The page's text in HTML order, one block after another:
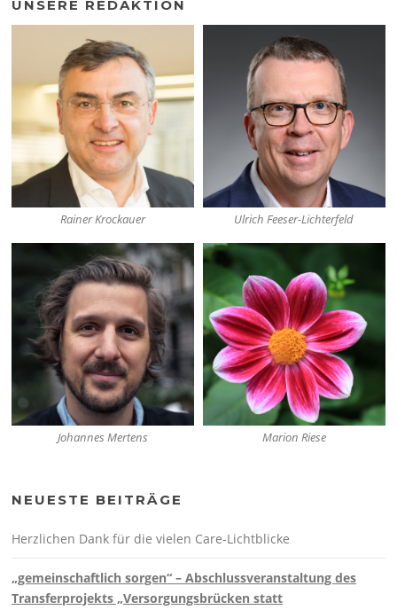
UNSERE REDAKTION
Rainer Krockauer Ulrich Feeser-Lichterfeld
Johannes Mertens Marion Riese
NEUESTE BEITRÄGE
Herzlichen Dank für die vielen Care-Lichtblicke
„gemeinschaftlich sorgen“ – Abschlussveranstaltung des
Transferprojekts „Versorgungsbrücken statt